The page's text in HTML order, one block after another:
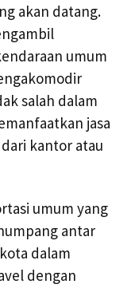
akan datang.
umum
salah dalam
jasa
kantor atau
umum yang
antar
dalam
dengan